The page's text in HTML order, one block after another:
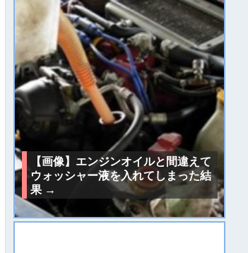
【画像】エンジンオイルと間違えて
ウォッシャー液を入れてしまった結
果 →